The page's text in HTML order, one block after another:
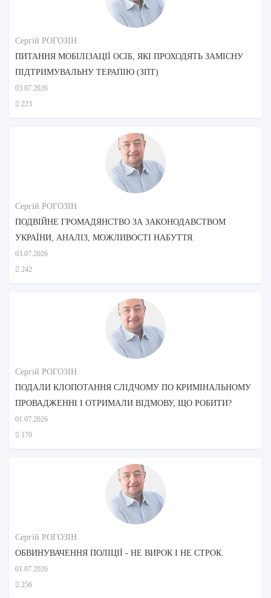
Сергій РОГОЗІН
ПИТАННЯ МОБІЛІЗАЦІЇ ОСІБ, ЯКІ ПРОХОДЯТЬ ЗАМІСНУ
ПІДТРИМУВАЛЬНУ ТЕРАПІЮ (ЗПТ)
03.07.2026
223
Сергій РОГОЗІН
ПОДВІЙНЕ ГРОМАДЯНСТВО ЗА ЗАКОНОДАВСТВОМ
УКРАЇНИ, АНАЛІЗ, МОЖЛИВОСТІ НАБУТТЯ.
03.07.2026
242
Сергій РОГОЗІН
ПОДАЛИ КЛОПОТАННЯ СЛІДЧОМУ ПО КРИМІНАЛЬНОМУ
ПРОВАДЖЕННІ І ОТРИМАЛИ ВІДМОВУ, ЩО РОБИТИ?
01.07.2026
170
Сергій РОГОЗІН
ОБВИНУВАЧЕННЯ ПОЛІЦІЇ - НЕ ВИРОК І НЕ СТРОК.
01.07.2026
256